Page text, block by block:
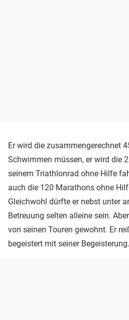
Er wird die zusammengerechnet
Schwimmen müssen, er wird die
seinem Triathlonrad ohne Hilfe
auch die 120 Marathons ohne
Gleichwohl dürfte er nebst unter
Betreuung selten alleine sein.
von seinen Touren gewohnt. Er
begeistert mit seiner Begeisterung.